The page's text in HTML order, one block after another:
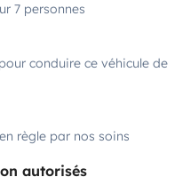
7 personnes
conduire ce véhicule de
règle par nos soins
autorisés